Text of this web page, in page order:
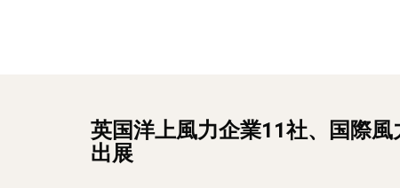
英国洋上風力企業11社、国際
出展